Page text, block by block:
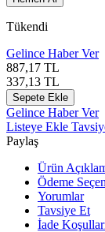
Tükendi
Gelince Haber Ver
887,17 TL
337,13 TL
Sepete Ekle
Gelince Haber Ver
Listeye Ekle
Paylaş
Ürün
Ödeme
Yorumlar
Tavsiye Et
İade